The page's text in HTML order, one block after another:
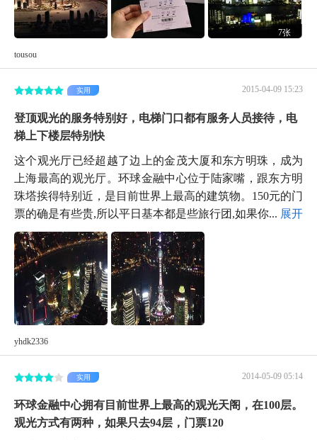
7张
tousou
2015-04-09 15:23
实用
登顶观光的服务特别好，电梯门口都有服务人员接待，电
梯上下楼层特别快
这个观光厅已经超越了边上的金茂大厦和东方明珠，成为
上海最高的观光厅。环球金融中心位于陆家嘴，跟东方明
珠塔挨得特别近，是目前世界上最高的建筑物。150元的门
票的确是有些贵,所以平日基本都是些旅行团,如果你...
展开
yhdk2336
2014-05-09 05:14
实用
环球金融中心拥有目前世界上最高的观光天阁，在100层。
观光方式有两种，如果只去94层，门票120